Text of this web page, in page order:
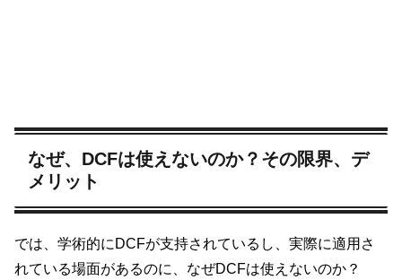
なぜ、DCFは使えないのか？その限界、デ
メリット
では、学術的にDCFが支持されているし、実際に適用さ
れている場面があるのに、なぜDCFは使えないのか？